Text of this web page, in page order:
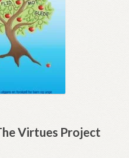
Virtues Project